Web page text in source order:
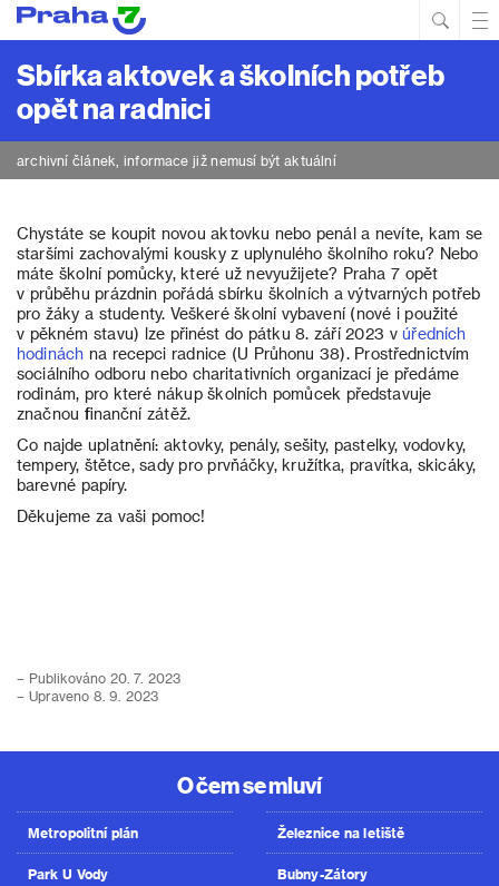
Sbírka aktovek a školních potřeb
opět na radnici
archivní článek, informace již nemusí být aktuální
Chystáte se koupit novou aktovku nebo penál a nevíte, kam se
staršími zachovalými kousky z uplynulého školního roku? Nebo
máte školní pomůcky, které už nevyužijete? Praha 7 opět
v průběhu prázdnin pořádá sbírku školních a výtvarných potřeb
pro žáky a studenty. Veškeré školní vybavení (nové i použité
v pěkném stavu) lze přinést do pátku 8. září 2023 vúředních
hodinách na recepci radnice (U Průhonu 38). Prostřednictvím
sociálního odboru nebo charitativních organizací je předáme
rodinám, pro které nákup školních pomůcek představuje
značnou finanční zátěž.
Co najde uplatnění: aktovky, penály, sešity, pastelky, vodovky,
tempery, štětce, sady pro prvňáčky, kružítka, pravítka, skicáky,
barevné papíry.
Děkujeme za vaši pomoc!
– Publikováno 20. 7. 2023
– Upraveno 8. 9. 2023
O čem se mluví
Metropolitní plán
Park U Vody
Železnice na letiště
Bubny-Zátory